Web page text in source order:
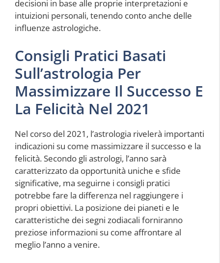
decisioni in base alle proprie interpretazioni e
intuizioni personali, tenendo conto anche delle
influenze astrologiche.
Consigli Pratici Basati
Sull’astrologia Per
Massimizzare Il Successo E
La Felicità Nel 2021
Nel corso del 2021, l’astrologia rivelerà importanti
indicazioni su come massimizzare il successo e la
felicità. Secondo gli astrologi, l’anno sarà
caratterizzato da opportunità uniche e sfide
significative, ma seguirne i consigli pratici
potrebbe fare la differenza nel raggiungere i
propri obiettivi. La posizione dei pianeti e le
caratteristiche dei segni zodiacali forniranno
preziose informazioni su come affrontare al
meglio l’anno a venire.